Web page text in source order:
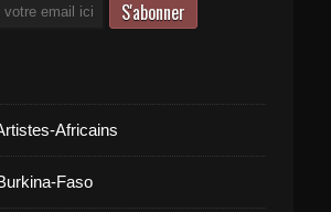
Africains
Faso